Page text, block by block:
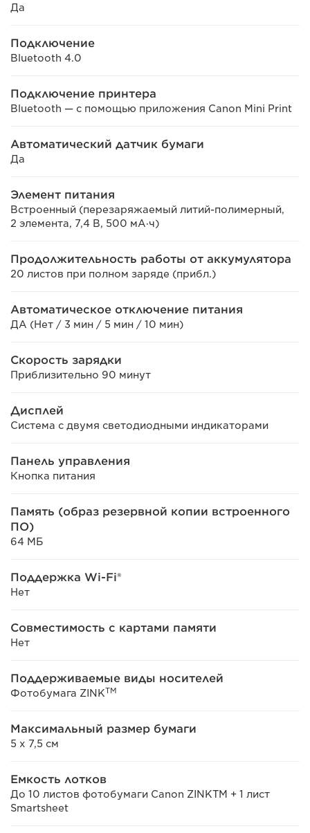
Да
Подключение
Bluetooth 4.0
Подключение принтера
Bluetooth — с помощью приложения Canon Mini Print
Автоматический датчик бумаги
Да
Элемент питания
Встроенный (перезаряжаемый литий-полимерный,
2 элемента, 7,4 В, 500 мА·ч)
Продолжительность работы от аккумулятора
20 листов при полном заряде (прибл.)
Автоматическое отключение питания
ДА (Нет / 3 мин / 5 мин / 10 мин)
Скорость зарядки
Приблизительно 90 минут
Дисплей
Система с двумя светодиодными индикаторами
Панель управления
Кнопка питания
Память (образ резервной копии встроенного
ПО)
64 МБ
Поддержка Wi-Fi®
Нет
Совместимость с картами памяти
Нет
Поддерживаемые виды носителей
Фотобумага ZINKTM
Максимальный размер бумаги
5 x 7,5 см
Емкость лотков
До 10 листов фотобумаги Canon ZINKTM + 1 лист
Smartsheet